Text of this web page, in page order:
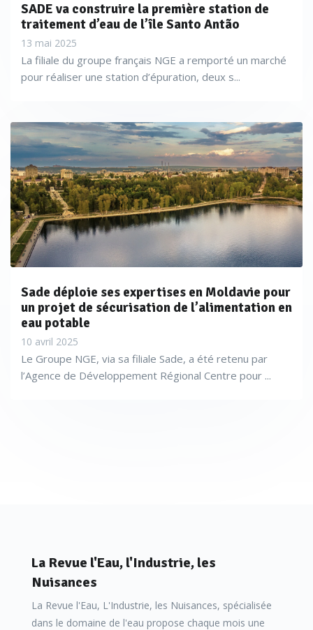
SADE va construire la première station de
traitement d’eau de l’île Santo Antão
13 mai 2025
La filiale du groupe français NGE a remporté un marché
pour réaliser une station d’épuration, deux s...
Sade déploie ses expertises en Moldavie pour
un projet de sécurisation de l’alimentation en
eau potable
10 avril 2025
Le Groupe NGE, via sa filiale Sade, a été retenu par
l’Agence de Développement Régional Centre pour ...
La Revue l'Eau, l'Industrie, les
Nuisances
La Revue l'Eau, L'Industrie, les Nuisances, spécialisée
dans le domaine de l'eau propose chaque mois une